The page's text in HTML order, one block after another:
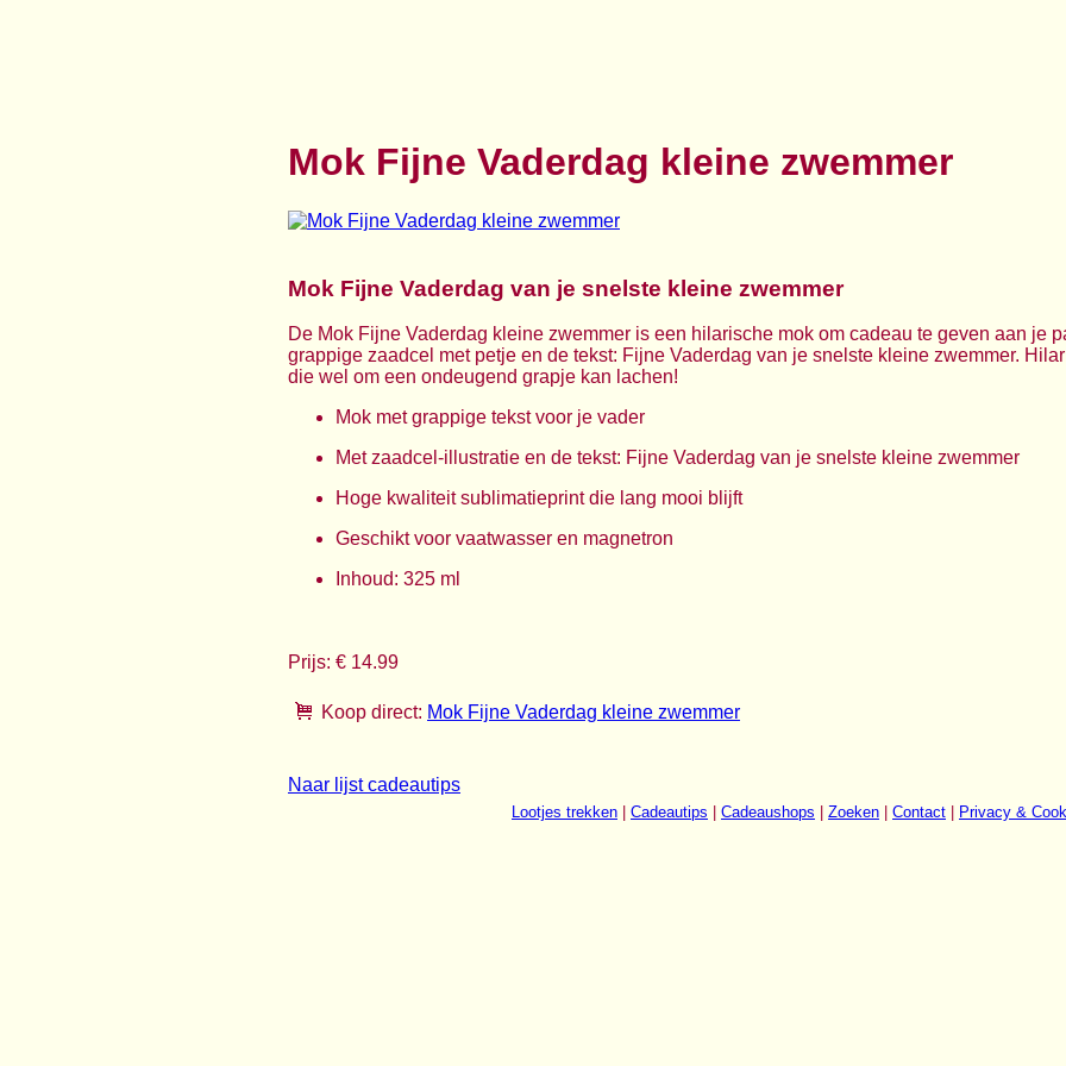
Mok Fijne Vaderdag kleine zwemmer
Mok Fijne Vaderdag van je snelste kleine zwemmer
De Mok Fijne Vaderdag kleine zwemmer is een hilarische mok om cadeau te geven aan je
grappige zaadcel met petje en de tekst: Fijne Vaderdag van je snelste kleine zwemmer.
die wel om een ondeugend grapje kan lachen!
Mok met grappige tekst voor je vader
Met zaadcel-illustratie en de tekst: Fijne Vaderdag van je snelste kleine zwemmer
Hoge kwaliteit sublimatieprint die lang mooi blijft
Geschikt voor vaatwasser en magnetron
Inhoud: 325 ml
Prijs: € 14.99
Koop direct: Mok Fijne Vaderdag kleine zwemmer
Naar lijst cadeautips
Lootjes trekken Cadeautips Cadeaushops Zoeken Contact Privacy &